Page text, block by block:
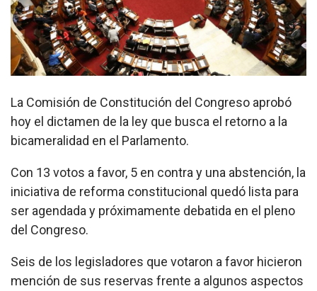
La Comisión de Constitución del Congreso aprobó
hoy el dictamen de la ley que busca el retorno a la
bicameralidad en el Parlamento.
Con 13 votos a favor, 5 en contra y una abstención, la
iniciativa de reforma constitucional quedó lista para
ser agendada y próximamente debatida en el pleno
del Congreso.
Seis de los legisladores que votaron a favor hicieron
mención de sus reservas frente a algunos aspectos